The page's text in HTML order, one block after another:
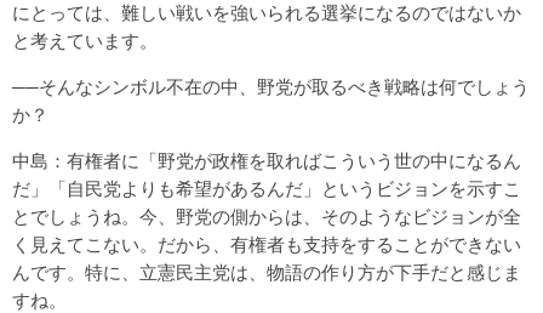
にとっては、難しい戦いを強いられる選挙になるのではないか
と考えています。
──そんなシンボル不在の中、野党が取るべき戦略は何でしょう
か？
中島：有権者に「野党が政権を取ればこういう世の中になるん
だ」「自民党よりも希望があるんだ」というビジョンを示すこ
とでしょうね。今、野党の側からは、そのようなビジョンが全
く見えてこない。だから、有権者も支持をすることができない
んです。特に、立憲民主党は、物語の作り方が下手だと感じま
すね。